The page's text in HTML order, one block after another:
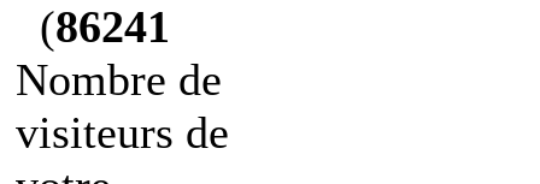
(86241
Nombre de
visiteurs de